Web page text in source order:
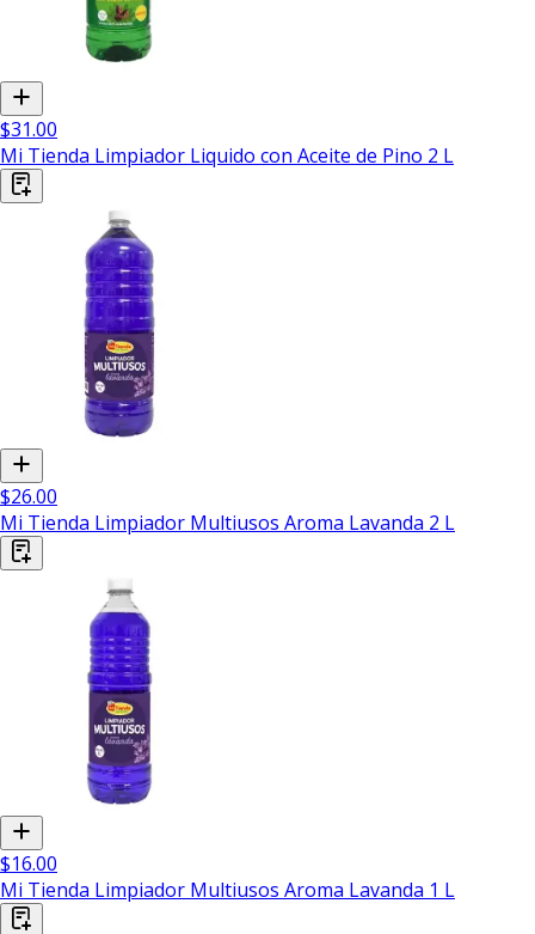
$31.00
Mi Tienda Limpiador Liquido con Aceite de Pino 2 L
$26.00
Mi Tienda Limpiador Multiusos Aroma Lavanda 2 L
$16.00
Mi Tienda Limpiador Multiusos Aroma Lavanda 1 L